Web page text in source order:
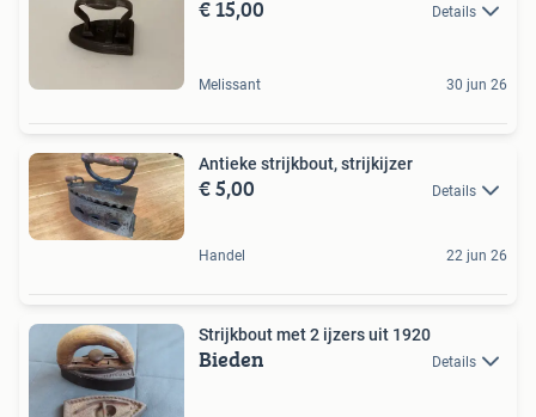
€ 15,00 Details
Melissant 30 jun 26
Antieke strijkbout, strijkijzer
€ 5,00 Details
Handel 22 jun 26
Strijkbout met 2 ijzers uit 1920
Bieden Details